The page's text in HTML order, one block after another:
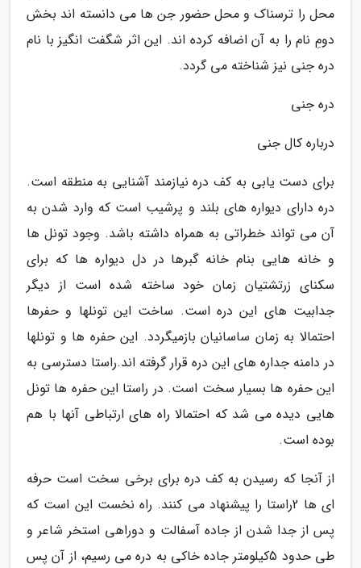
محل را ترسناک و محل حضور جن ها می دانسته اند بخش
دومِ نام را به آن اضافه کرده اند. این اثر شگفت انگیز با نام
دره جنی نیز شناخته می گردد.
دره جنی
درباره کال جنی
برای دست یابی به کف دره نیازمند آشنایی به منطقه است.
دره دارای دیواره های بلند و پرشیب است که وارد شدن به
آن می تواند خطراتی به همراه داشته باشد. وجود تونل ها
و خانه هایی بنام خانه گبرها در دل دیواره ها که برای
سکنای زرتشتیان زمان خود ساخته شده است از دیگر
جدابیت های این دره است. ساخت این تونلها و حفرها
احتمالا به زمان ساسانیان بازمیگردد. این حفره ها و تونلها
در دامنه جداره های این دره قرار گرفته اند.راستا دسترسی به
این حفره ها بسیار سخت است. در راستا این حفره ها تونل
هایی دیده می شد که احتمالا راه های ارتباطی آنها با هم
بوده است.
از آنجا که رسیدن به کف دره برای برخی سخت است حرفه
ای ها 2راستا را پیشنهاد می کنند. راه نخست این است که
پس از جدا شدن از جاده آسفالت و دوراهی استخر شاعر و
طی حدود 5کیلومتر جاده خاکی به دره می رسیم، از آن پس